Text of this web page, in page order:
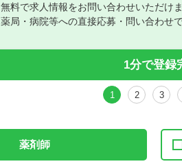
無料で求人情報をお問い合わせいただけま
薬局・病院等への直接応募・問い合わせ
1分で登録
1 2 3
薬剤師